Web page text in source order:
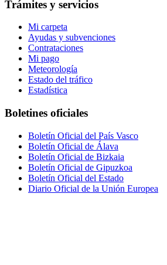
Trámites y servicios
Mi carpeta
Ayudas y subvenciones
Contrataciones
Mi pago
Meteorología
Estado del tráfico
Estadística
Boletines oficiales
Boletín Oficial del País Vasco
Boletín Oficial de Álava
Boletín Oficial de Bizkaia
Boletín Oficial de Gipuzkoa
Boletín Oficial del Estado
Diario Oficial de la Unión Europea